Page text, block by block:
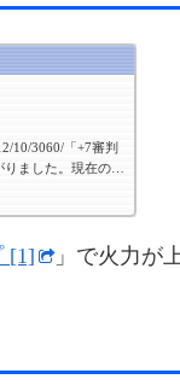
10/3060/「+7審判
ました。現在のス
93+17Int 122
＞ ＜A-Def＞」武
約束の聖書 第二巻
[1] 」で火力が